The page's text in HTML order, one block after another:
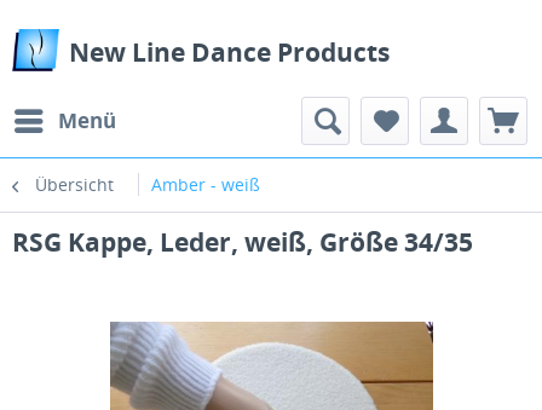
New Line Dance Products
Menü
Übersicht Amber - weiß
RSG Kappe, Leder, weiß, Größe 34/35